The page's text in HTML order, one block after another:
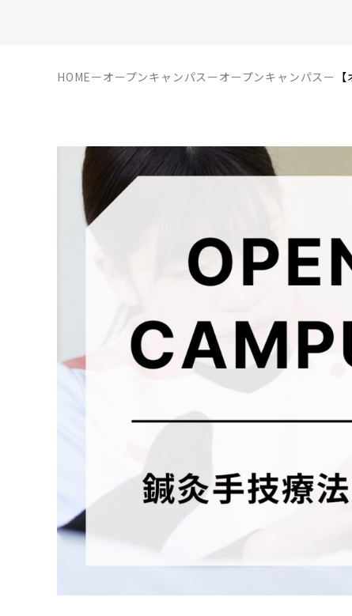
HOMEー オープンキャンパス ー オープンキャンパス ー